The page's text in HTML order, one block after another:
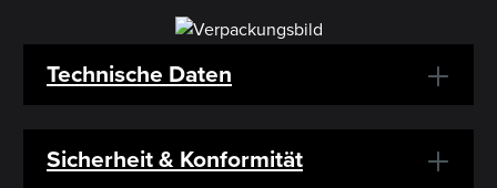
Technische Daten
Sicherheit & Konformität